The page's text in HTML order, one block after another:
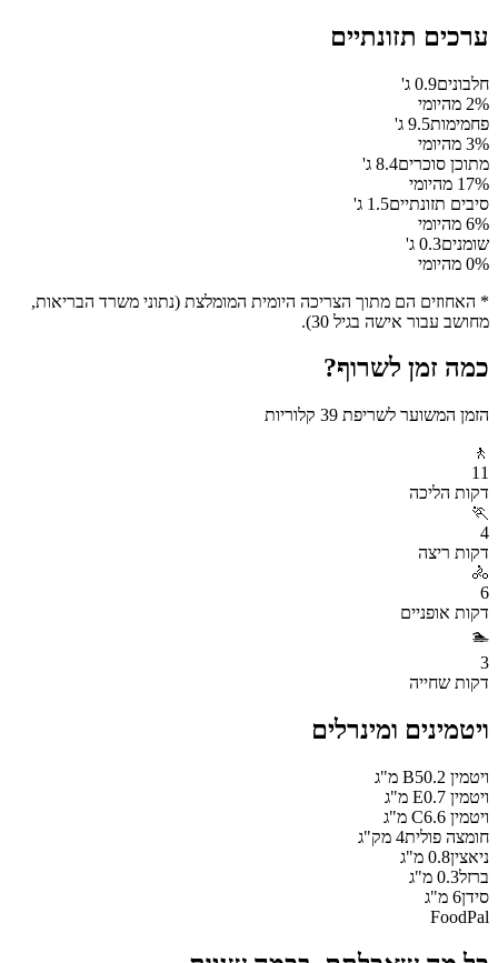
ערכים תזונתיים
חלבונים0.9 ג'
2% מהיומי
פחמימות9.5 ג'
3% מהיומי
מתוכן סוכרים8.4 ג'
17% מהיומי
סיבים תזונתיים1.5 ג'
6% מהיומי
שומנים0.3 ג'
0% מהיומי
* האחוזים הם מתוך הצריכה היומית המומלצת (נתוני משרד הבריאות,
מחושב עבור אישה בגיל 30).
כמה זמן לשרוף?
הזמן המשוער לשריפת 39 קלוריות
🚶
11
דקות הליכה
🏃
4
דקות ריצה
🚴
6
דקות אופניים
🏊
3
דקות שחייה
ויטמינים ומינרלים
ויטמין B5 0.2
מ"ג
ויטמין E 0.7
מ"ג
ויטמין C 6.6
מ"ג
חומצה פולית4 מק"ג
ניאצין0.8 מ"ג
ברזל0.3 מ"ג
סידן6 מ"ג
FoodPal